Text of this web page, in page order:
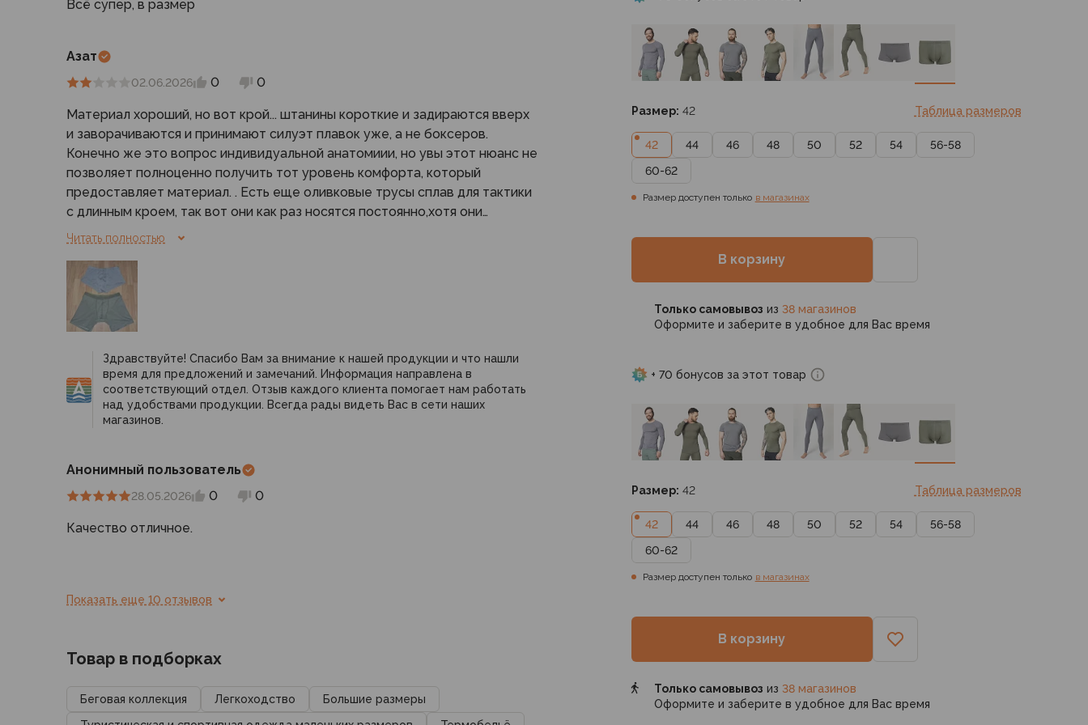
Ремни брючные
Уход за одеждой
Палатки и тенты
1-местные
2-местные
3-местные
Более 5 мест
Тенты
Аксессуары
Спальные мешки
Пуховые спальники
С синтетическим утеплителем
Двухместные спальники
Вкладыши
Компрессионные мешки
Подушки
Коврики
Надувные
Пенки
Сидушки
Аксессуары
Рюкзаки
Городские
Сумки, кейсы и гермоупаковка
Несессеры, кошельки
Гермоупаковка
Всё супер, в размер
Азат
02.06.2026 0 0
Материал хороший, но вот крой... штанины короткие и задираются вверх
и заворачиваются и принимают силуэт плавок уже, а не боксеров.
Конечно же это вопрос индивидуальной анатомиии, но увы этот нюанс не
позволяет полноценно получить тот уровень комфорта, который
предоставляет материал. . Есть еще оливковые трусы сплав для тактики
с длинным кроем, так вот они как раз носятся постоянно,хотя они
наоблоот немного длинноваты, а эти лежат больше на полке.
хотелось бы получить трусы с промежуточной длиной штанины между
этими и оливковыми тактическими.
Читать полностью
Здравствуйте! Спасибо Вам за внимание к нашей продукции и что нашли
время для предложений и замечаний. Информация направлена в
соответствующий отдел. Отзыв каждого клиента помогает нам работать
над удобствами продукции. Всегда рады видеть Вас в сети наших
магазинов.
Анонимный пользователь
28.05.2026 0 0
Качество отличное.
Показать еще 10 отзывов
Товар в подборках
Беговая коллекция Легкоходство
Большие размеры
Размер: 42 Таблица размеров
42 44 46 48 50 52 54
56-58
60-62
Размер доступен только в магазинах
В корзину
Только самовывоз из 38 магазинов
Оформите и заберите в удобное для Вас время
+ 70 бонусов за этот товар
Размер: 42 Таблица размеров
42 44 46 48 50 52 54
56-58
60-62
Размер доступен только в магазинах
В корзину
Только самовывоз из 38 магазинов
Оформите и заберите в удобное для Вас время